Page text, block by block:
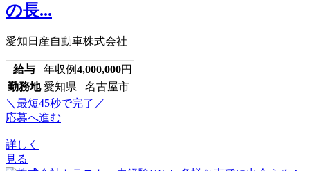
の長...
愛知日産自動車株式会社
給与 年収例4,000,000円
勤務地 愛知県 名古屋市
＼最短45秒で完了／
応募へ進む
詳しく
見る